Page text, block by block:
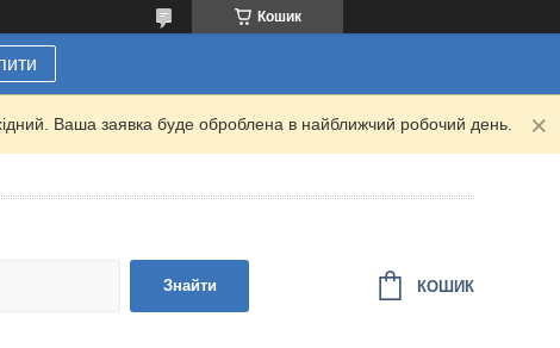
Кошик
Ваша заявка буде оброблена в найближчий робочий день.
Знайти КОШИК